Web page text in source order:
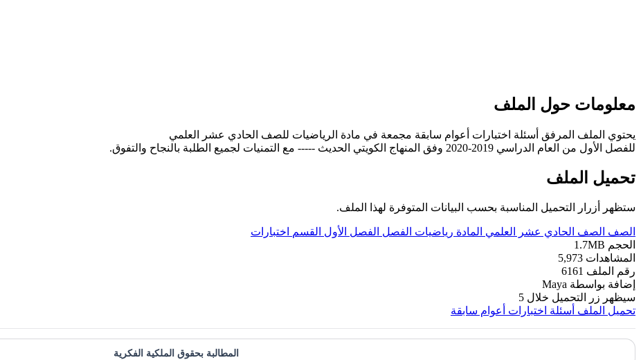
معلومات حول الملف
يحتوي الملف المرفق أسئلة اختبارات أعوام سابقة مجمعة في مادة الرياضيات للصف الحادي عشر العلمي
للفصل الأول من العام الدراسي 2019-2020 وفق المنهاج الكويتي الحديث ----- مع التمنيات لجميع الطلبة بالنجاح والتفوق.
تحميل الملف
ستظهر أزرار التحميل المناسبة بحسب البيانات المتوفرة لهذا الملف.
الصف الصف الحادي عشر العلمي المادة رياضيات الفصل الفصل الأول القسم اختبارات
الحجم 1.7MB
المشاهدات 5,973
رقم الملف 6161
إضافة بواسطة Maya
سيظهر زر التحميل خلال 5
تحميل الملف أسئلة اختبارات أعوام سابقة
المطالبة بحقوق الملكية الفكرية